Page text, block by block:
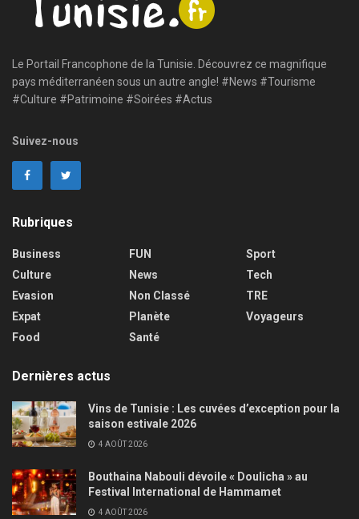
Le Portail Francophone de la Tunisie. Découvrez ce magnifique
pays méditerranéen sous un autre angle! #News #Tourisme
#Culture #Patrimoine #Soirées #Actus
Suivez-nous
Rubriques
Business
Culture
Evasion
Expat
Food
FUN
News
Non Classé
Planète
Santé
Sport
Tech
TRE
Voyageurs
Dernières actus
Vins de Tunisie : Les cuvées d’exception pour la
saison estivale 2026
4 AOÛT 2026
Bouthaina Nabouli dévoile « Doulicha » au
Festival International de Hammamet
4 AOÛT 2026